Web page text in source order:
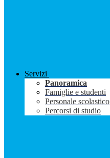
Servizi
Panoramica
Famiglie e studenti
Personale scolastico
Percorsi di studio